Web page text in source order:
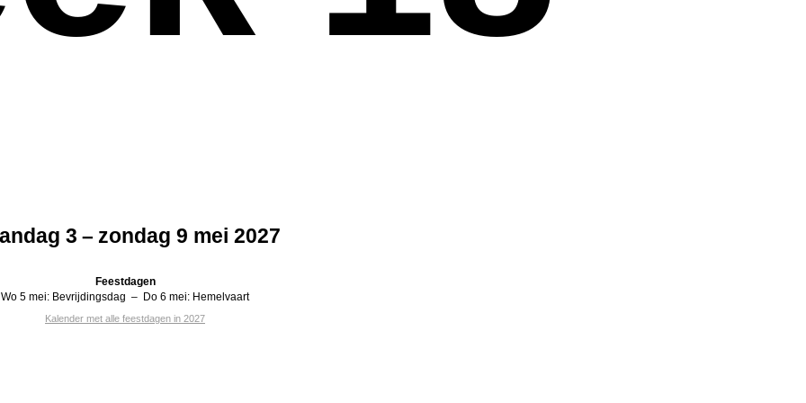
3 – zondag 9 mei 2027
Feestdagen
Wo 5 mei: Bevrijdingsdag – Do 6 mei: Hemelvaart
Kalender met alle feestdagen in 2027